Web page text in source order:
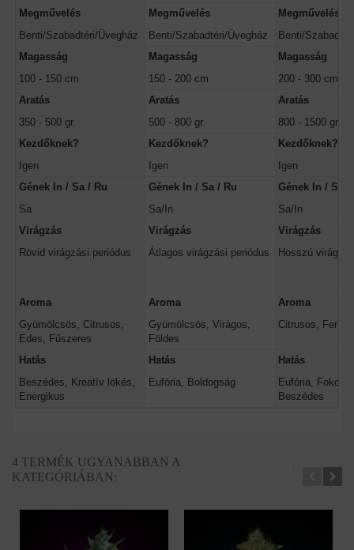
Megművelés
Benti/Szabadtéri/Üvegház
Megművelés
Benti/Szabadtéri/Üvegház
Megművelés
Benti/
Magasság
100 - 150 cm
Magasság
150 - 200 cm
Magasság
200 - 300 cm
Aratás
350 - 500 gr.
Aratás
500 - 800 gr.
Aratás
800 - 1500 gr.
Kezdőknek?
Igen
Kezdőknek?
Igen
Kezdőknek?
Igen
Gének In / Sa / Ru
Sa
Gének In / Sa / Ru
Sa/In
Gének In / Sa /
Sa/In
Virágzás
Rövid virágzási periódus
Virágzás
Átlagos virágzási periódus
Virágzás
Hosszú
Aroma
Gyümölcsös, Citrusos,
Edes, Fűszeres
Aroma
Gyümölcsös, Virágos,
Földes
Aroma
Citrusos, Fenyő
Hatás
Beszédes, Kreatív lökés,
Energikus
Hatás
Eufória, Boldogság
Hatás
Eufória,
Beszédes
4 TERMÉK UGYANABBAN A
KATEGÓRIÁBAN: